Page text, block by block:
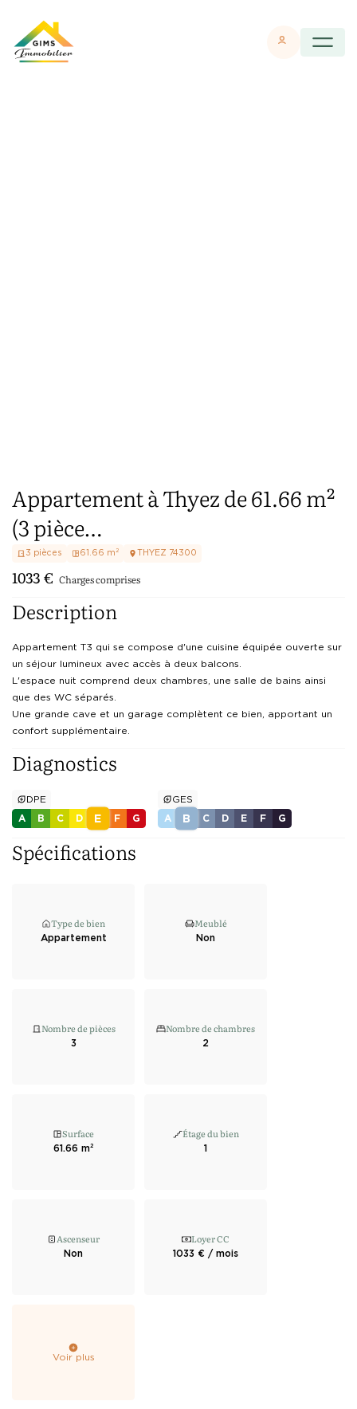
Appartement à Thyez de 61.66 m²
(3 pièce…
3 pièces 61.66 m² THYEZ 74300
1033 € Charges comprises
Description
Appartement T3 qui se compose d'une cuisine équipée ouverte sur
un séjour lumineux avec accès à deux balcons.
L'espace nuit comprend deux chambres, une salle de bains ainsi
que des WC séparés.
Une grande cave et un garage complètent ce bien, apportant un
confort supplémentaire.
Diagnostics
DPE
A B C D E F G
GES
A B C D E F G
Spécifications
Type de bien
Appartement
Meublé
Non
Nombre de pièces
3
Nombre de chambres
2
Surface
61.66 m²
Étage du bien
1
Ascenseur
Non
Loyer CC
1033 € / mois
Voir plus